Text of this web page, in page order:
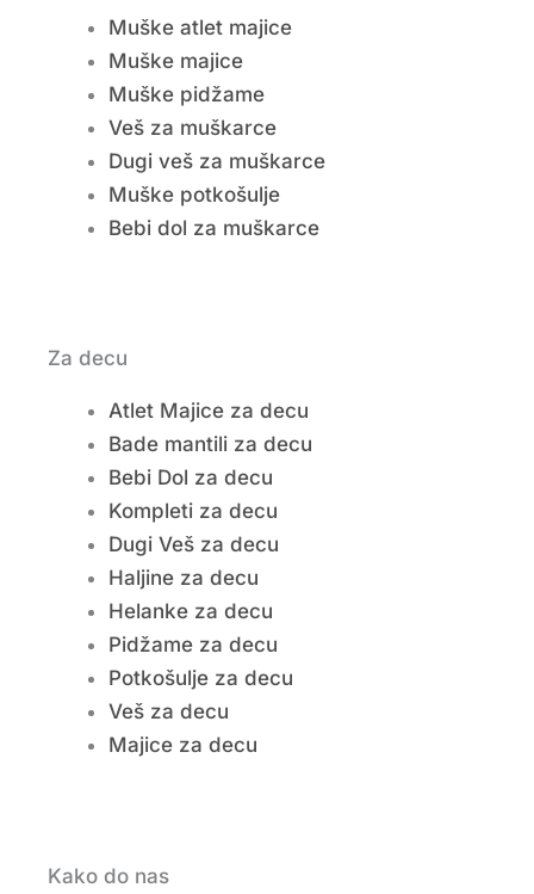
Muške atlet majice
Muške majice
Muške pidžame
Veš za muškarce
Dugi veš za muškarce
Muške potkošulje
Bebi dol za muškarce
Za decu
Atlet Majice za decu
Bade mantili za decu
Bebi Dol za decu
Kompleti za decu
Dugi Veš za decu
Haljine za decu
Helanke za decu
Pidžame za decu
Potkošulje za decu
Veš za decu
Majice za decu
Kako do nas